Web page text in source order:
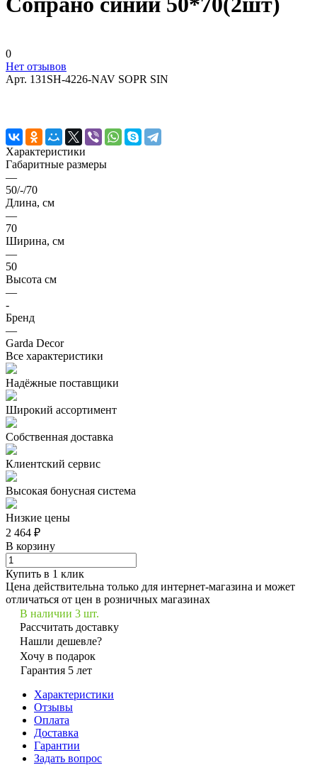
0
Нет отзывов
Арт. 131SH-4226-NAV SOPR SIN
Характеристики
Габаритные размеры
—
50/-/70
Длина, см
—
70
Ширина, см
—
50
Высота см
—
-
Бренд
—
Garda Decor
Все характеристики
Надёжные поставщики
Широкий ассортимент
Собственная доставка
Клиентский сервис
Высокая бонусная система
Низкие цены
2 464 ₽
В корзину
Купить в 1 клик
Цена действительна только для интернет-магазина и может
отличаться от цен в розничных магазинах
В наличии 3 шт.
Рассчитать доставку
Нашли дешевле?
Хочу в подарок
Гарантия 5 лет
Характеристики
Отзывы
Оплата
Доставка
Гарантии
Задать вопрос